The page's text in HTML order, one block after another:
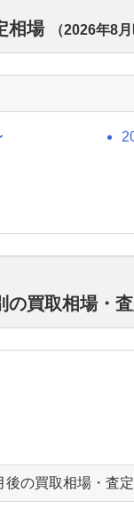
相場 （2026年8月
の買取相場・
後の買取相場・査